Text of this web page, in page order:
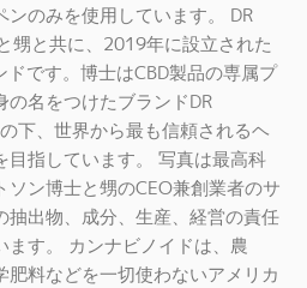
のみを使用しています。 DR
甥と共に、2019年に設立された
ドです。博士はCBD製品の専属プ
の名をつけたブランドDR
下、世界から最も信頼されるヘ
目指しています。 写真は最高科
ン博士と甥のCEO兼創業者のサ
抽出物、成分、生産、経営の責任
ます。 カンナビノイドは、農
料などを一切使わないアメリカ